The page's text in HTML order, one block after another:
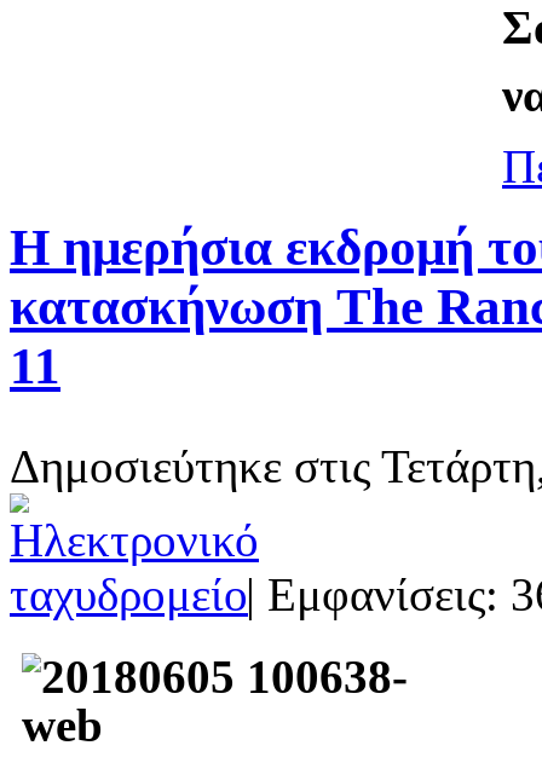
Η ημερήσια εκδρομή
κατασκήνωση The
11
Δημοσιεύτηκε στις
| Εμφανίσεις: